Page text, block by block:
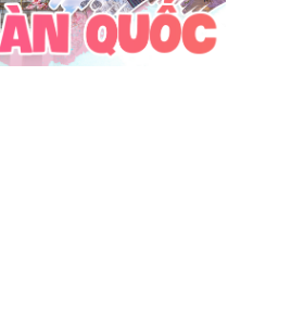
Sapa
Yên Tử
Chrismas